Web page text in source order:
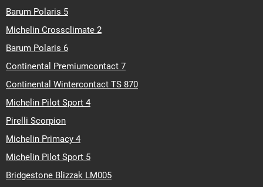
Barum Polaris 5
Michelin Crossclimate 2
Barum Polaris 6
Continental Premiumcontact 7
Continental Wintercontact TS 870
Michelin Pilot Sport 4
Pirelli Scorpion
Michelin Primacy 4
Michelin Pilot Sport 5
Bridgestone Blizzak LM005